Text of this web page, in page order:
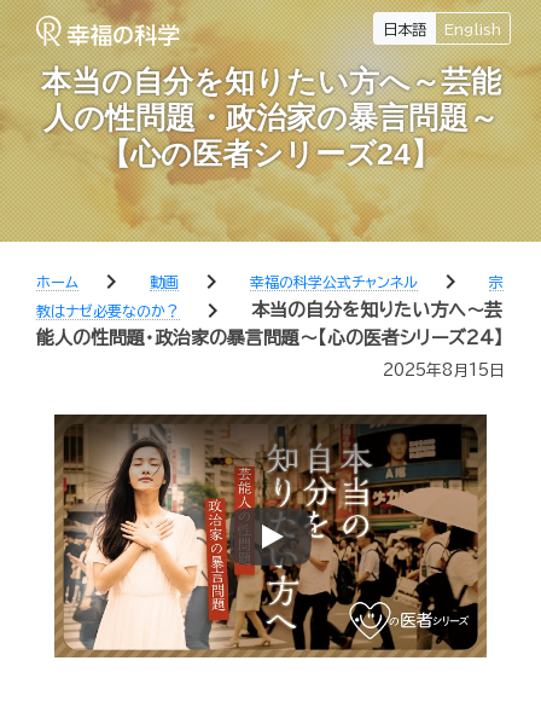
日本語 English
本当の自分を知りたい方へ～芸能
人の性問題・政治家の暴言問題～
【心の医者シリーズ24】
ホーム chevron_right 動画 chevron_right 幸福の科学公式チャンネル chevron_right
宗
教はナゼ必要なのか？
chevron_right
本当の自分を知りたい方へ～芸
能人の性問題・政治家の暴言問題～【心の医者シリーズ24】
2025年8月15日
Play